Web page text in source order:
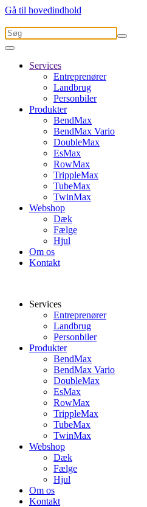
Gå til hovedindhold
Services
Entreprenører
Landbrug
Personbiler
Produkter
BendMax
BendMax Vario
DoubleMax
EsMax
RowMax
TrippleMax
TubeMax
TwinMax
Webshop
Dæk
Fælge
Hjul
Om os
Kontakt
Services
Entreprenører
Landbrug
Personbiler
Produkter
BendMax
BendMax Vario
DoubleMax
EsMax
RowMax
TrippleMax
TubeMax
TwinMax
Webshop
Dæk
Fælge
Hjul
Om os
Kontakt